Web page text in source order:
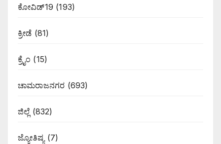
ಕೋವಿಡ್19 (193)
ಕ್ರೀಡೆ (81)
ಕ್ರೈಂ (15)
ಚಾಮರಾಜನಗರ (693)
ಜಿಲ್ಲೆ (832)
ಜ್ಯೋತಿಷ್ಯ (7)